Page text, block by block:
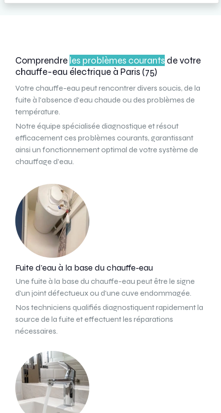
Comprendre les problèmes courants de votre
chauffe-eau électrique à Paris (75)
Votre chauffe-eau peut rencontrer divers soucis, de la
fuite à l'absence d'eau chaude ou des problèmes de
température.
Notre équipe spécialisée diagnostique et résout
efficacement ces problèmes courants, garantissant
ainsi un fonctionnement optimal de votre système de
chauffage d'eau.
Fuite d'eau à la base du chauffe-eau
Une fuite à la base du chauffe-eau peut être le signe
d'un joint défectueux ou d'une cuve endommagée.
Nos techniciens qualifiés diagnostiquent rapidement la
source de la fuite et effectuent les réparations
nécessaires.